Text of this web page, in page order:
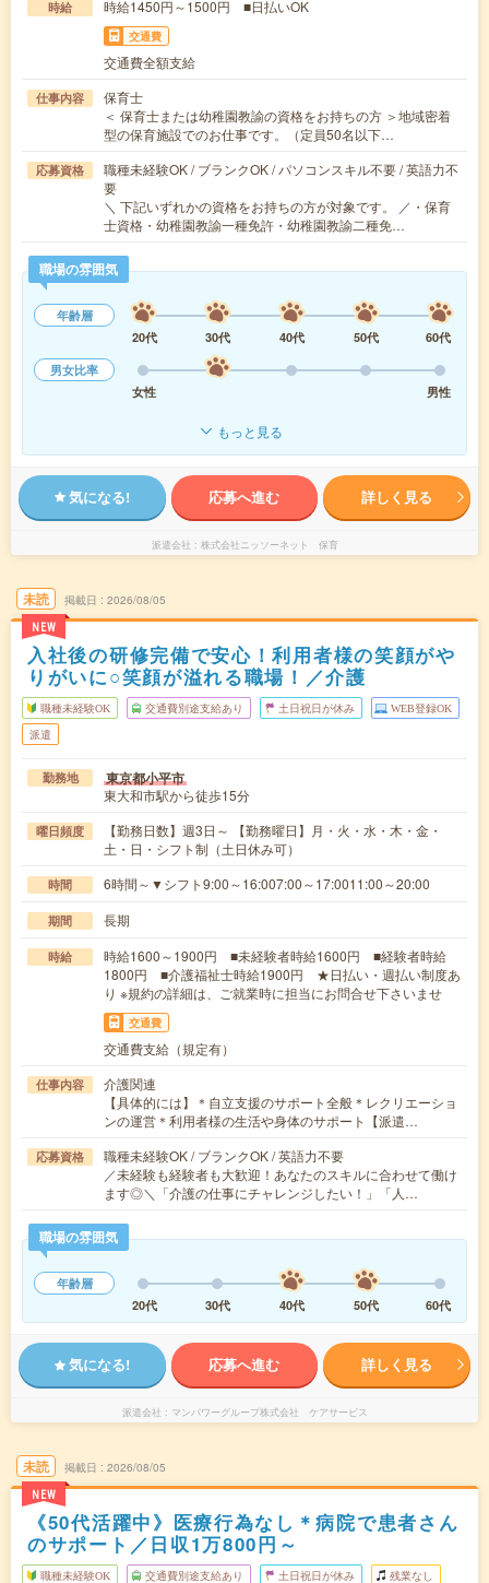
時給 時給1450円～1500円 ■日払いOK
交通費
交通費全額支給
仕事内容
保育士
＜ 保育士または幼稚園教諭の資格をお持ちの方 ＞地域密着
型の保育施設でのお仕事です。（定員50名以下…
応募資格
職種未経験OK / ブランクOK / パソコンスキル不要 / 英語力不
要
＼ 下記いずれかの資格をお持ちの方が対象です。 ／・保育
士資格・幼稚園教諭一種免許・幼稚園教諭二種免…
職場の雰囲気
年齢層
20代
30代 40代 50代
60代
男女比率
女性
男性
もっと見る
気になる! 応募へ進む 詳しく見る
派遣会社 株式会社ニッソーネット 保育
未読
NEW
掲載日 2026/08/05
入社後の研修完備で安心！利用者様の笑顔がや
りがいに○笑顔が溢れる職場！／介護
職種未経験OK 交通費別途支給あり 土日祝日が休み WEB登録OK
派遣
勤務地 東京都小平市
東大和市駅から徒歩15分
曜日頻度
【勤務日数】週3日～ 【勤務曜日】月・火・水・木・金・
土・日・シフト制（土日休み可）
時間 6時間～▼シフト9:00～16:007:00～17:0011:00～20:00
期間 長期
時給
時給1600～1900円 ■未経験者時給1600円 ■経験者時給
1800円 ■介護福祉士時給1900円 ★日払い・週払い制度あ
り ※規約の詳細は、ご就業時に担当にお問合せ下さいませ
交通費
交通費支給（規定有）
仕事内容
介護関連
【具体的には】＊自立支援のサポート全般＊レクリエーショ
ンの運営＊利用者様の生活や身体のサポート【派遣…
応募資格
職種未経験OK / ブランクOK / 英語力不要
／未経験も経験者も大歓迎！あなたのスキルに合わせて働け
ます◎＼「介護の仕事にチャレンジしたい！」「人…
職場の雰囲気
年齢層
20代
30代 40代 50代 60代
気になる! 応募へ進む 詳しく見る
派遣会社 マンパワーグループ株式会社 ケアサービス
未読
NEW
掲載日 2026/08/05
《50代活躍中》医療行為なし＊病院で患者さん
のサポート／日収1万800円～
職種未経験OK 交通費別途支給あり 土日祝日が休み 残業なし